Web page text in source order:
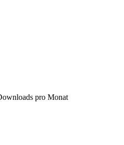
pro Monat